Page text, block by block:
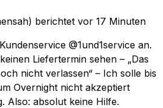
berichtet vor 17 Minuten
@1und1service an.
Liefertermin sehen – „Das
nicht verlassen“ – Ich solle bis
Overnight nicht akzeptiert
Also: absolut keine Hilfe.